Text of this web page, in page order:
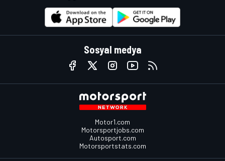
Sosyal medya
Motor1.com
Motorsportjobs.com
Autosport.com
Motorsportstats.com